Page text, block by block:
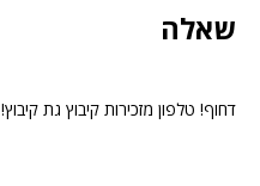
שאלה
דחוף! טלפון מזכירות קיבוץ גת קיבוץ!